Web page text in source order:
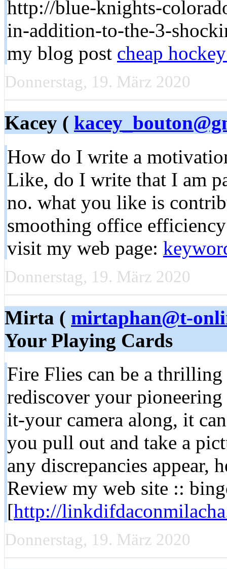
http://blue-knights-
in-addition-to-the-3-
my blog post cheap
Donnerstag, 19. März 2020
Kacey (
How do I write a
Like, do I write that I am
no. what you like is
smoothing office
visit my web page:
Donnerstag, 19. März 2020
Mirta ( mirtaphan@t-
Your Playing Cards
Fire Flies can be a
rediscover your
it-your camera along, it
you pull out and take a
any discrepancies appear,
Review my web site ::
[http://
Donnerstag, 19. März 2020